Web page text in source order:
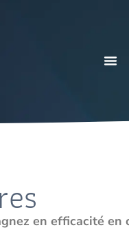
en efficacité